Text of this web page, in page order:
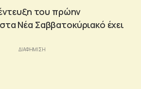
του πρώην
Νέα Σαββατοκύριακό έχει